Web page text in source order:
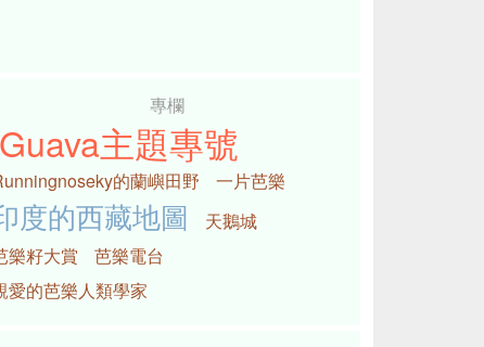
專欄
主題專號
的蘭嶼田野 一片芭樂
度的西藏地圖
天鵝城
樂籽大賞
芭樂電台
愛的芭樂人類學家